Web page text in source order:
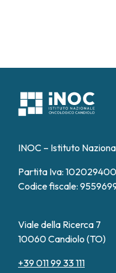
INOC – Istituto
Partita Iva:
Codice fiscale:
Viale della Ricerca 7
10060 Candiolo (TO)
+39 011 99 33 111